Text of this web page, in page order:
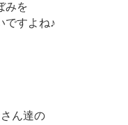
みを
ですよね♪
ん達の